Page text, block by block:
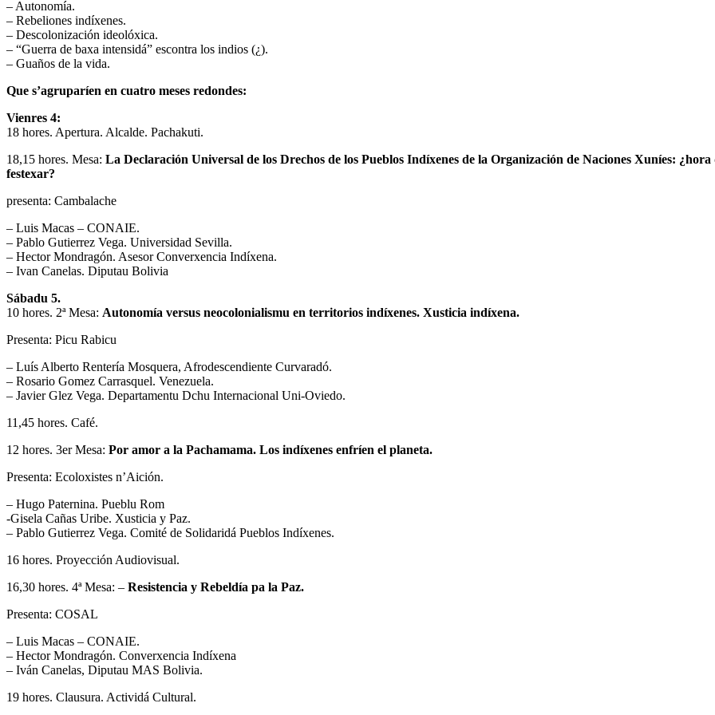
– Autonomía.
– Rebeliones indíxenes.
– Descolonización ideolóxica.
– “Guerra de baxa intensidá” escontra los indios (¿).
– Guaños de la vida.
Que s’agruparíen en cuatro meses redondes:
Vienres 4:
18 hores. Apertura. Alcalde. Pachakuti.
18,15 hores. Mesa: La Declaración Universal de los Drechos de los Pueblos Indíxenes de la Organización de Naciones Xuníes: ¿hora
festexar?
presenta: Cambalache
– Luis Macas – CONAIE.
– Pablo Gutierrez Vega. Universidad Sevilla.
– Hector Mondragón. Asesor Converxencia Indíxena.
– Ivan Canelas. Diputau Bolivia
Sábadu 5.
10 hores. 2ª Mesa: Autonomía versus neocolonialismu en territorios indíxenes. Xusticia indíxena.
Presenta: Picu Rabicu
– Luís Alberto Rentería Mosquera, Afrodescendiente Curvaradó.
– Rosario Gomez Carrasquel. Venezuela.
– Javier Glez Vega. Departamentu Dchu Internacional Uni-Oviedo.
11,45 hores. Café.
12 hores. 3er Mesa: Por amor a la Pachamama. Los indíxenes enfríen el planeta.
Presenta: Ecoloxistes n’Aición.
– Hugo Paternina. Pueblu Rom
-Gisela Cañas Uribe. Xusticia y Paz.
– Pablo Gutierrez Vega. Comité de Solidaridá Pueblos Indíxenes.
16 hores. Proyección Audiovisual.
16,30 hores. 4ª Mesa: – Resistencia y Rebeldía pa la Paz.
Presenta: COSAL
– Luis Macas – CONAIE.
– Hector Mondragón. Converxencia Indíxena
– Iván Canelas, Diputau MAS Bolivia.
19 hores. Clausura. Actividá Cultural.